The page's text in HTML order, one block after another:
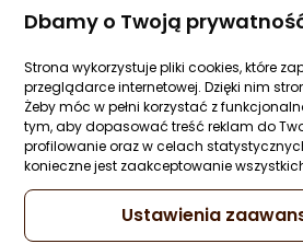
Dbamy o Twoją
Strona wykorzystuje pliki cookies, które
przeglądarce internetowej. Dzięki nim
Żeby móc w pełni korzystać z
tym, aby dopasować treść reklam do
profilowanie oraz w celach
konieczne jest zaakceptowanie
Ustawienia